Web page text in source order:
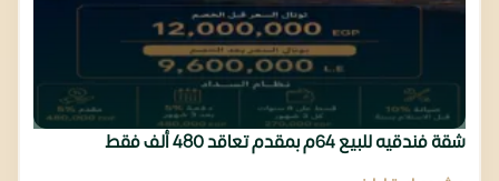
شقة فندقيه للبيع 64م بمقدم تعاقد 480 ألف فقط